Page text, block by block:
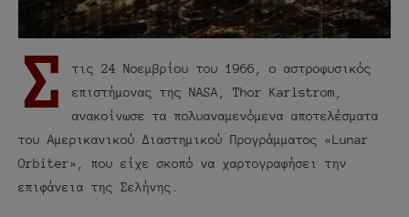
Σ
τις 24 Νοεμβρίου του 1966, ο αστροφυσικός
επιστήμονας της NASA, Thor Karlstrom,
ανακοίνωσε τα πολυαναμενόμενα αποτελέσματα
του Αμερικανικού Διαστημικού Προγράμματος «Lunar
Orbiter», που είχε σκοπό να χαρτογραφήσει την
επιφάνεια της Σελήνης.